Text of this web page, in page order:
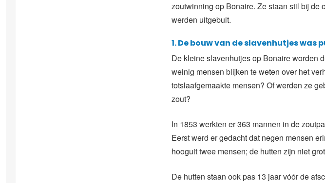
zoutwinning op Bonaire. Ze staan stil bij de
werden uitgebuit.
1. De bouw van de slavenhutjes was
De kleine slavenhutjes op Bonaire worden
weinig mensen blijken te weten over het
totslaafgemaakte mensen? Of werden ze
zout?
In 1853 werkten er 363 mannen in de
Eerst werd er gedacht dat negen mensen
hooguit twee mensen; de hutten zijn niet
De hutten staan ook pas 13 jaar vóór de